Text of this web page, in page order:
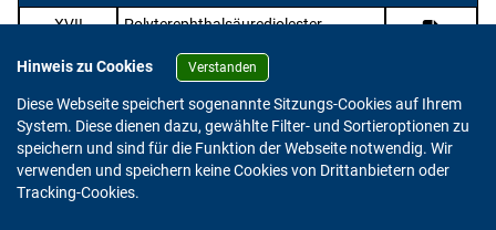
XVII
Polyterephthalsäurediolester
Hinweis zu Cookies Verstanden
Diese Webseite speichert sogenannte Sitzungs-Cookies auf Ihrem
System. Diese dienen dazu, gewählte Filter- und Sortieroptionen zu
speichern und sind für die Funktion der Webseite notwendig. Wir
verwenden und speichern keine Cookies von Drittanbietern oder
Tracking-Cookies.